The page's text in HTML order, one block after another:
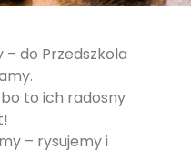
do Przedszkola
to ich radosny
– rysujemy i